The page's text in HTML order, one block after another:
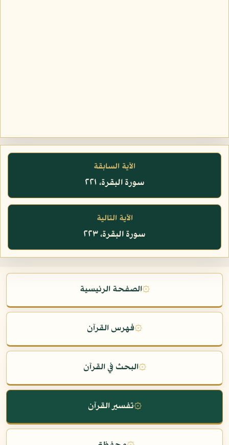
الآية السابقة
سورة البقرة، ٢٢١
الآية التالية
سورة البقرة، ٢٢٣
۞الصفحة الرئيسية
۞فهرس القرآن
۞البحث في القرآن
۞تفسير القرآن